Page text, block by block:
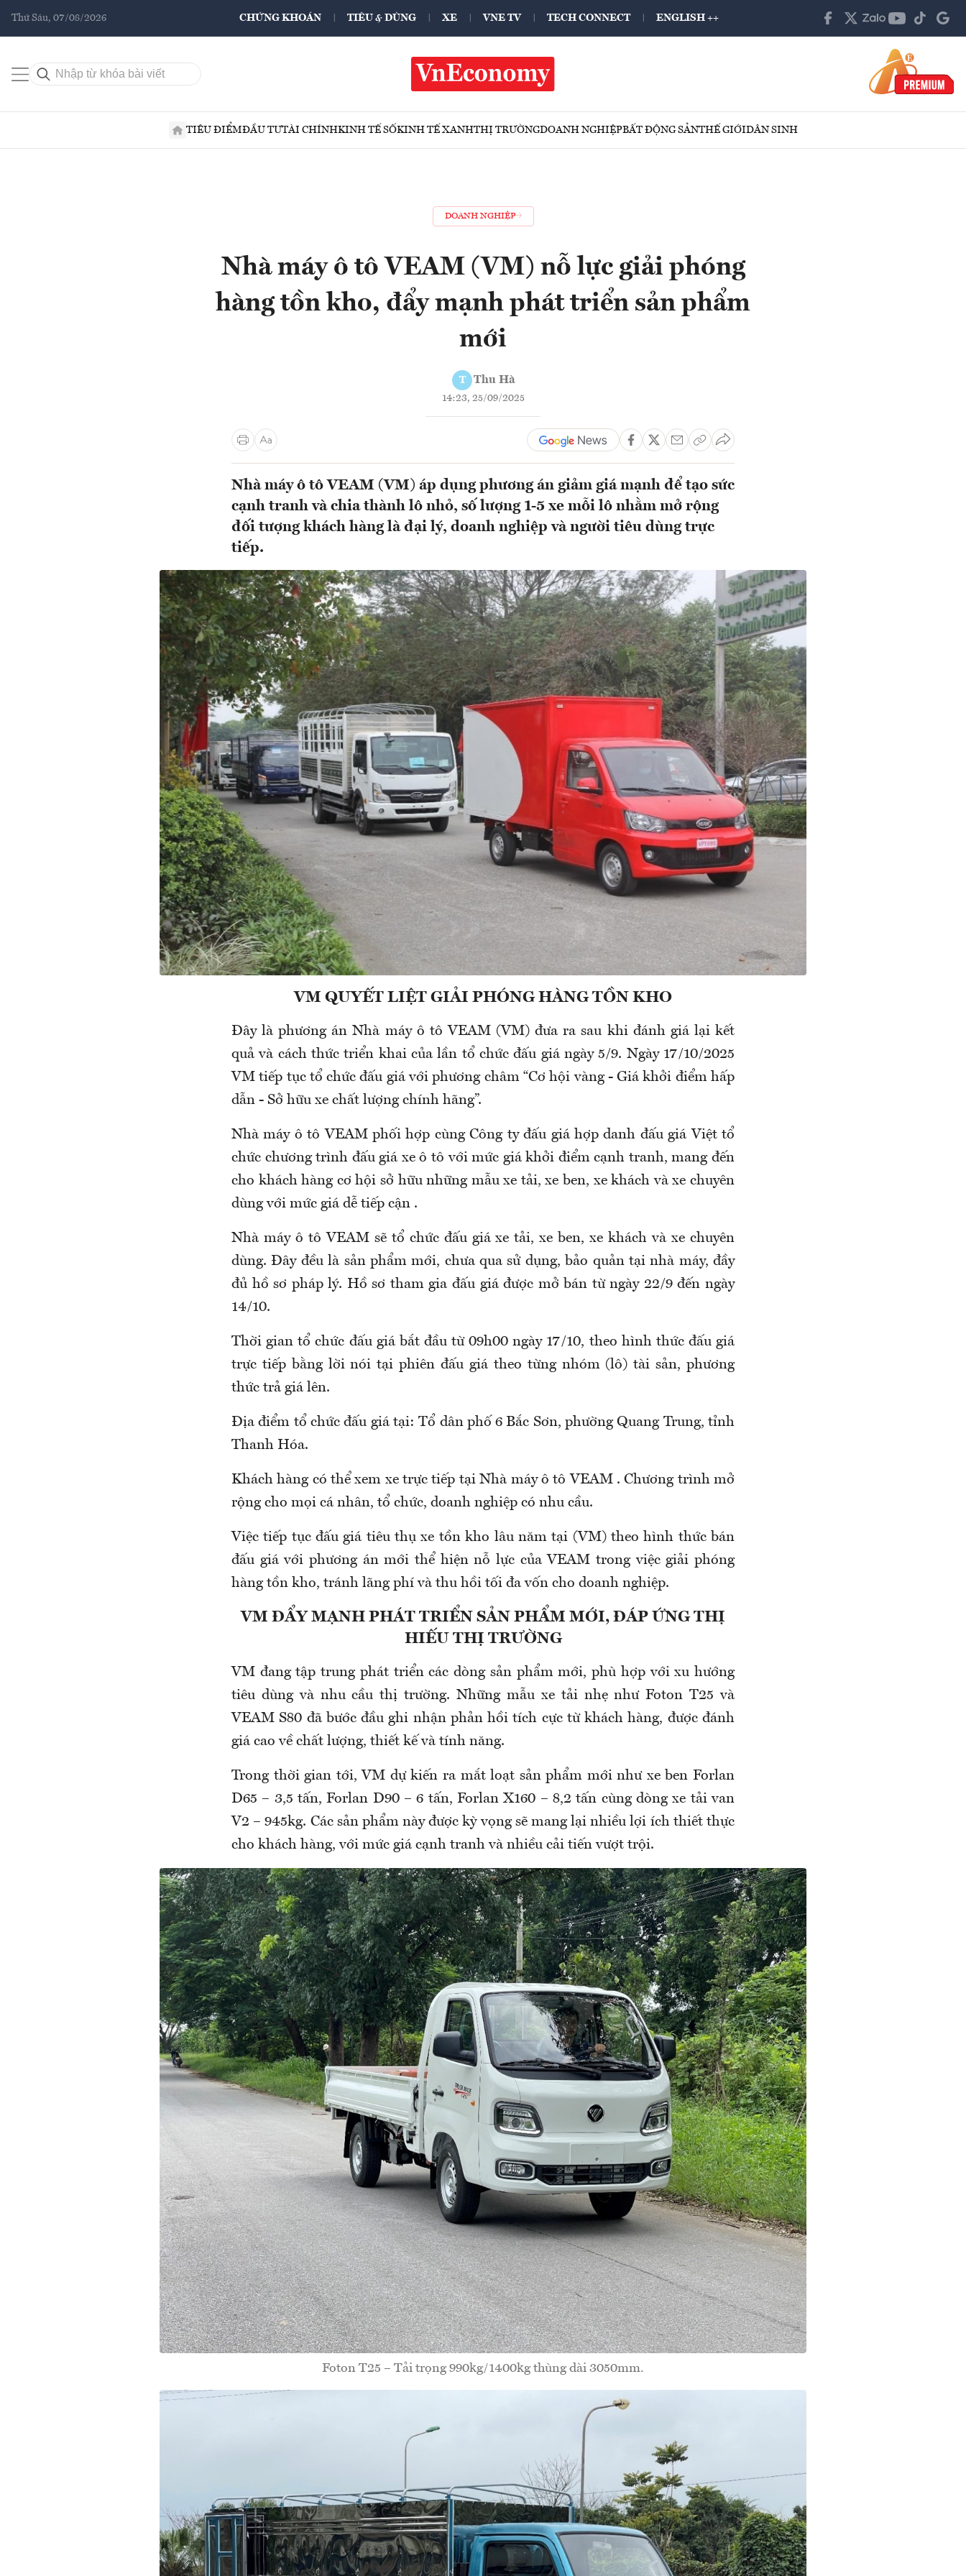
Thứ Sáu, 07/08/2026 CHỨNG KHOÁN TIÊU & DÙNG XE VNE TV TECH CONNECT ENGLISH ++
TIÊU ĐIỂMĐẦU TƯTÀI CHÍNHKINH TẾ SỐKINH TẾ XANHTHỊ TRƯỜNGDOANH NGHIỆPBẤT ĐỘNG SẢNTHẾ GIỚIDÂN SINH
DOANH NGHIỆP
Nhà máy ô tô VEAM (VM) nỗ lực giải phóng
hàng tồn kho, đẩy mạnh phát triển sản phẩm
mới
T Thu Hà
14:23, 25/09/2025
Nhà máy ô tô VEAM (VM) áp dụng phương án giảm giá mạnh để tạo sức
cạnh tranh và chia thành lô nhỏ, số lượng 1-5 xe mỗi lô nhằm mở rộng
đối tượng khách hàng là đại lý, doanh nghiệp và người tiêu dùng trực
tiếp.
VM QUYẾT LIỆT GIẢI PHÓNG HÀNG TỒN KHO
Đây là phương án Nhà máy ô tô VEAM (VM) đưa ra sau khi đánh giá lại kết
quả và cách thức triển khai của lần tổ chức đấu giá ngày 5/9. Ngày 17/10/2025
VM tiếp tục tổ chức đấu giá với phương châm “Cơ hội vàng - Giá khởi điểm hấp
dẫn - Sở hữu xe chất lượng chính hãng”.
Nhà máy ô tô VEAM phối hợp cùng Công ty đấu giá hợp danh đấu giá Việt tổ
chức chương trình đấu giá xe ô tô với mức giá khởi điểm cạnh tranh, mang đến
cho khách hàng cơ hội sở hữu những mẫu xe tải, xe ben, xe khách và xe chuyên
dùng với mức giá dễ tiếp cận .
Nhà máy ô tô VEAM sẽ tổ chức đấu giá xe tải, xe ben, xe khách và xe chuyên
dùng. Đây đều là sản phẩm mới, chưa qua sử dụng, bảo quản tại nhà máy, đầy
đủ hồ sơ pháp lý. Hồ sơ tham gia đấu giá được mở bán từ ngày 22/9 đến ngày
14/10.
Thời gian tổ chức đấu giá bắt đầu từ 09h00 ngày 17/10, theo hình thức đấu giá
trực tiếp bằng lời nói tại phiên đấu giá theo từng nhóm (lô) tài sản, phương
thức trả giá lên.
Địa điểm tổ chức đấu giá tại: Tổ dân phố 6 Bắc Sơn, phường Quang Trung, tỉnh
Thanh Hóa.
Khách hàng có thể xem xe trực tiếp tại Nhà máy ô tô VEAM . Chương trình mở
rộng cho mọi cá nhân, tổ chức, doanh nghiệp có nhu cầu.
Việc tiếp tục đấu giá tiêu thụ xe tồn kho lâu năm tại (VM) theo hình thức bán
đấu giá với phương án mới thể hiện nỗ lực của VEAM trong việc giải phóng
hàng tồn kho, tránh lãng phí và thu hồi tối đa vốn cho doanh nghiệp.
VM ĐẨY MẠNH PHÁT TRIỂN SẢN PHẨM MỚI, ĐÁP ỨNG THỊ
HIẾU THỊ TRƯỜNG
VM đang tập trung phát triển các dòng sản phẩm mới, phù hợp với xu hướng
tiêu dùng và nhu cầu thị trường. Những mẫu xe tải nhẹ như Foton T25 và
VEAM S80 đã bước đầu ghi nhận phản hồi tích cực từ khách hàng, được đánh
giá cao về chất lượng, thiết kế và tính năng.
Trong thời gian tới, VM dự kiến ra mắt loạt sản phẩm mới như xe ben Forlan
D65 – 3,5 tấn, Forlan D90 – 6 tấn, Forlan X160 – 8,2 tấn cùng dòng xe tải van
V2 – 945kg. Các sản phẩm này được kỳ vọng sẽ mang lại nhiều lợi ích thiết thực
cho khách hàng, với mức giá cạnh tranh và nhiều cải tiến vượt trội.
Foton T25 – Tải trọng 990kg/1400kg thùng dài 3050mm.